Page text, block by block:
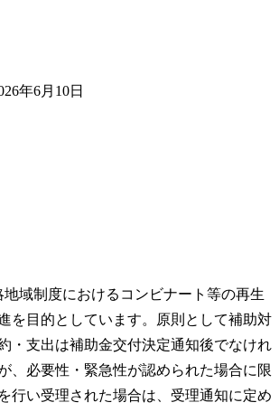
年6月10日
域制度におけるコンビナート等の再生
を目的としています。原則として補助対
・支出は補助金交付決定通知後でなけれ
、必要性・緊急性が認められた場合に限
行い受理された場合は、受理通知に定め